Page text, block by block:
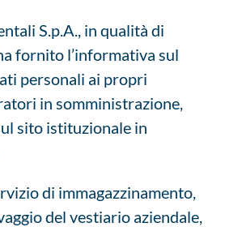
S.p.A., in qualità di
fornito l’informativa sul
personali ai propri
in somministrazione,
sito istituzionale in
di immagazzinamento,
del vestiario aziendale,